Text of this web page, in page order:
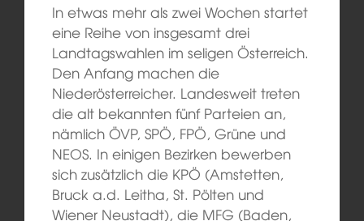
In etwas mehr als zwei Wochen startet
eine Reihe von insgesamt drei
Landtagswahlen im seligen Österreich.
Den Anfang machen die
Niederösterreicher. Landesweit treten
die alt bekannten fünf Parteien an,
nämlich ÖVP, SPÖ, FPÖ, Grüne und
NEOS. In einigen Bezirken bewerben
sich zusätzlich die KPÖ (Amstetten,
Bruck a.d. Leitha, St. Pölten und
Wiener Neustadt), die MFG (Baden,